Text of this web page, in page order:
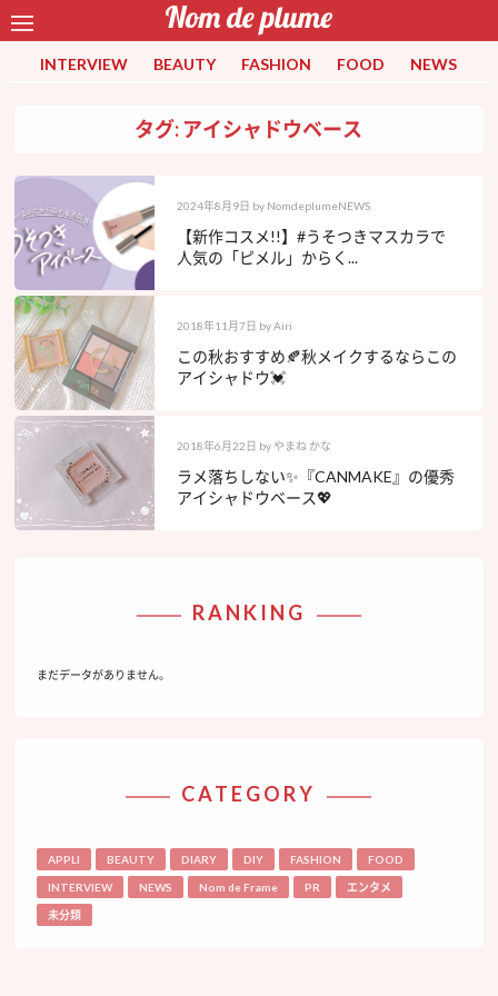
INTERVIEW BEAUTY FASHION FOOD NEWS
タグ: アイシャドウベース
2024年8月9日 by NomdeplumeNEWS
【新作コスメ!!】#うそつきマスカラで
人気の「ピメル」からく...
2018年11月7日 by Airi
この秋おすすめ🍂秋メイクするならこの
アイシャドウ💓
2018年6月22日 by やまね かな
ラメ落ちしない✨『CANMAKE』の優秀
アイシャドウベース💖
RANKING
まだデータがありません。
CATEGORY
APPLI BEAUTY DIARY DIY FASHION FOOD
INTERVIEW NEWS Nom de Frame PR エンタメ
未分類